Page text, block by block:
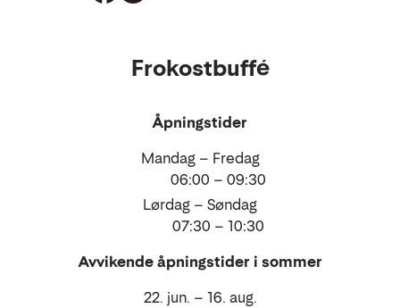
Frokostbuffé
Åpningstider
Mandag – Fredag
06:00 – 09:30
Lørdag – Søndag
07:30 – 10:30
Avvikende åpningstider i sommer
22. jun. – 16. aug.